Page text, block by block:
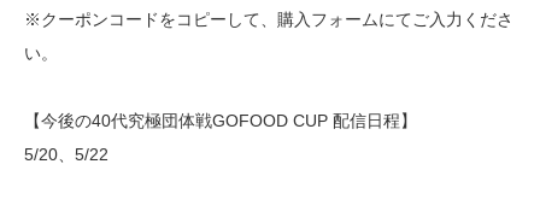
※クーポンコードをコピーして、購入フォームにてご入力くださ
い。
【今後の40代究極団体戦GOFOOD CUP 配信日程】
5/20、5/22